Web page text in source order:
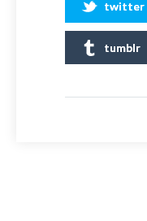
twitter
tumblr